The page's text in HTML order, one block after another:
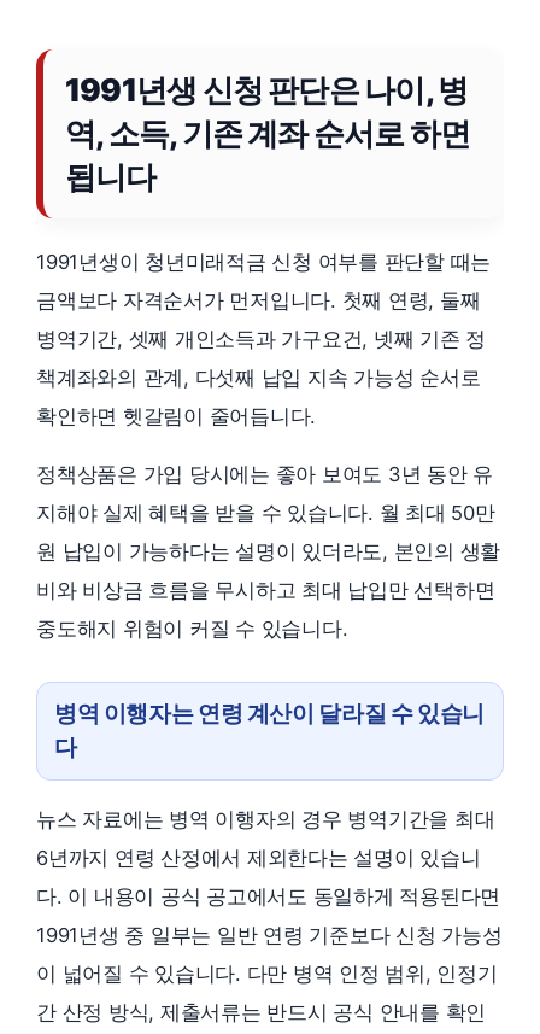
1991년생 신청 판단은 나이, 병
역, 소득, 기존 계좌 순서로 하면
됩니다
1991년생이 청년미래적금 신청 여부를 판단할 때는
금액보다 자격순서가 먼저입니다. 첫째 연령, 둘째
병역기간, 셋째 개인소득과 가구요건, 넷째 기존 정
책계좌와의 관계, 다섯째 납입 지속 가능성 순서로
확인하면 헷갈림이 줄어듭니다.
정책상품은 가입 당시에는 좋아 보여도 3년 동안 유
지해야 실제 혜택을 받을 수 있습니다. 월 최대 50만
원 납입이 가능하다는 설명이 있더라도, 본인의 생활
비와 비상금 흐름을 무시하고 최대 납입만 선택하면
중도해지 위험이 커질 수 있습니다.
병역 이행자는 연령 계산이 달라질 수 있습니
다
뉴스 자료에는 병역 이행자의 경우 병역기간을 최대
6년까지 연령 산정에서 제외한다는 설명이 있습니
다. 이 내용이 공식 공고에서도 동일하게 적용된다면
1991년생 중 일부는 일반 연령 기준보다 신청 가능성
이 넓어질 수 있습니다. 다만 병역 인정 범위, 인정기
간 산정 방식, 제출서류는 반드시 공식 안내를 확인